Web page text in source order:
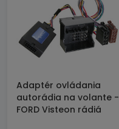
Adaptér ovládania
autorádia na volante -
FORD Visteon rádiá